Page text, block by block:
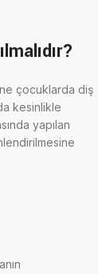
çocuklarda diş
kesinlikle
yapılan